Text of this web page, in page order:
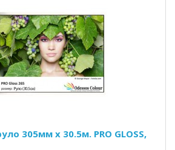
305мм х 30.5м. PRO GLOSS,